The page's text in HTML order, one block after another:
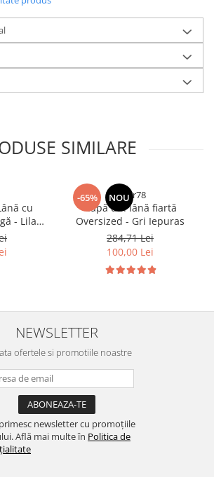
SIMILARE
cu
- Lila
-65% NOU
drgtr78
Capă din lână fiartă
Oversized - Gri Iepuras
284,71 Lei
100,00 Lei
NEWSLETTER
ofertele si promotiile noastre
newsletter cu promoțiile
Află mai multe în Politica de